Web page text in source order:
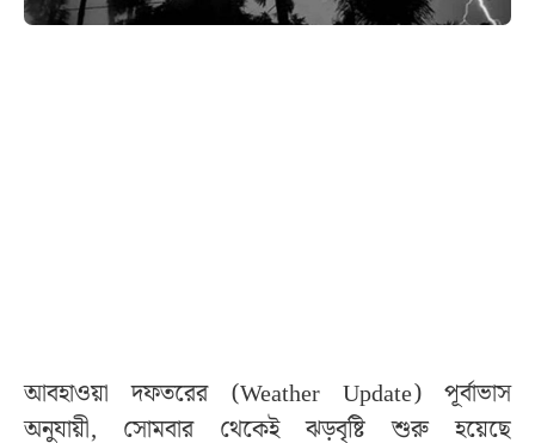
আবহাওয়া দফতরের (Weather Update) পূর্বাভাস
অনুযায়ী, সোমবার থেকেই ঝড়বৃষ্টি শুরু হয়েছে